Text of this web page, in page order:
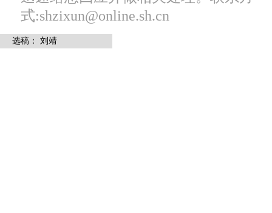
式:shzixun@online.sh.cn
选稿： 刘靖